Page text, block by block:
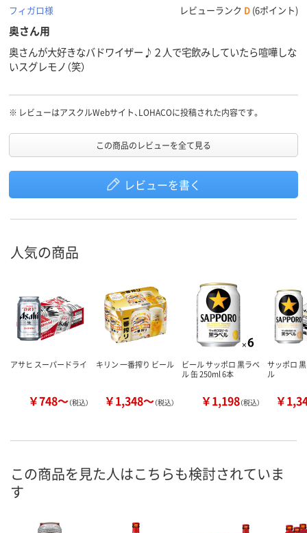
フィガロ様
レビューランク D (6ポイント)
奥さん用
奥さんが大好きなバドワイザー♪２人で宅飲みしていたら喧嘩しな
いスグレモノ（笑）
※ レビューはアスクルWebサイト、LOHACOに投稿された内容です。
この商品のレビューを全て見る
レビューを書く
人気の商品
アサヒ スーパードライ
￥748～（税込）
キリン 一番搾り ビール
￥1,348～（税込）
ビール サッポロ 黒ラベ
ル 缶 250ml 6本
￥1,198（税込）
サッポロ
ル
￥
この商品を見た人はこちらも検討されていま
す